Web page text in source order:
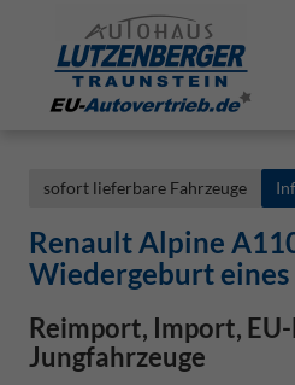
sofort lieferbare Fahrzeuge
Renault Alpine
Wiedergeburt eines
Reimport, Import,
Jungfahrzeuge